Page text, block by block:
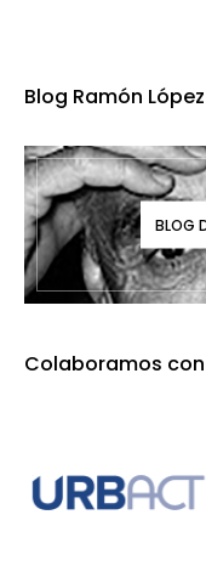
Blog Ramón
BLOG
Colaboramos con